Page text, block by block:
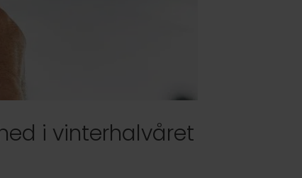
i vinterhalvåret